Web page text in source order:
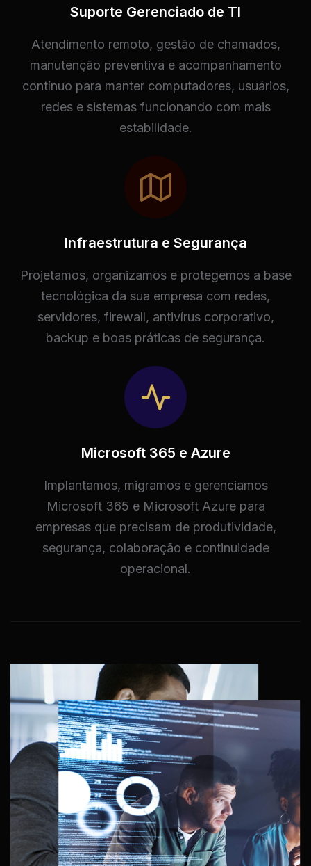
Suporte Gerenciado de TI
Atendimento remoto, gestão de chamados,
manutenção preventiva e acompanhamento
contínuo para manter computadores, usuários,
redes e sistemas funcionando com mais
estabilidade.
Infraestrutura e Segurança
Projetamos, organizamos e protegemos a base
tecnológica da sua empresa com redes,
servidores, firewall, antivírus corporativo,
backup e boas práticas de segurança.
Microsoft 365 e Azure
Implantamos, migramos e gerenciamos
Microsoft 365 e Microsoft Azure para
empresas que precisam de produtividade,
segurança, colaboração e continuidade
operacional.